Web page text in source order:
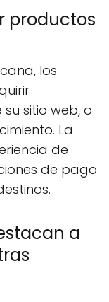
productos
los
sitio web, o
La
de
de pago
a